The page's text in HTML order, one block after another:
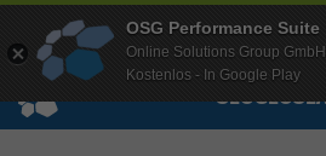
Wissen Free Checks Über uns
SEOGEO
OSG Performance Suite
Online Solutions Group GmbH
Kostenlos - In Google Play